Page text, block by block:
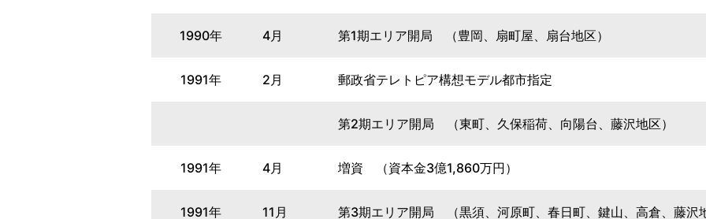
1990年 4月 第1期エリア開局 （豊岡、扇町屋、扇台地区）
1991年 2月 郵政省テレトピア構想モデル都市指定
第2期エリア開局 （東町、久保稲荷、向陽台、藤沢地区）
1991年 4月 増資 （資本金3億1,860万円）
1991年 11月 第3期エリア開局 （黒須、河原町、春日町、鍵山、高倉、藤沢